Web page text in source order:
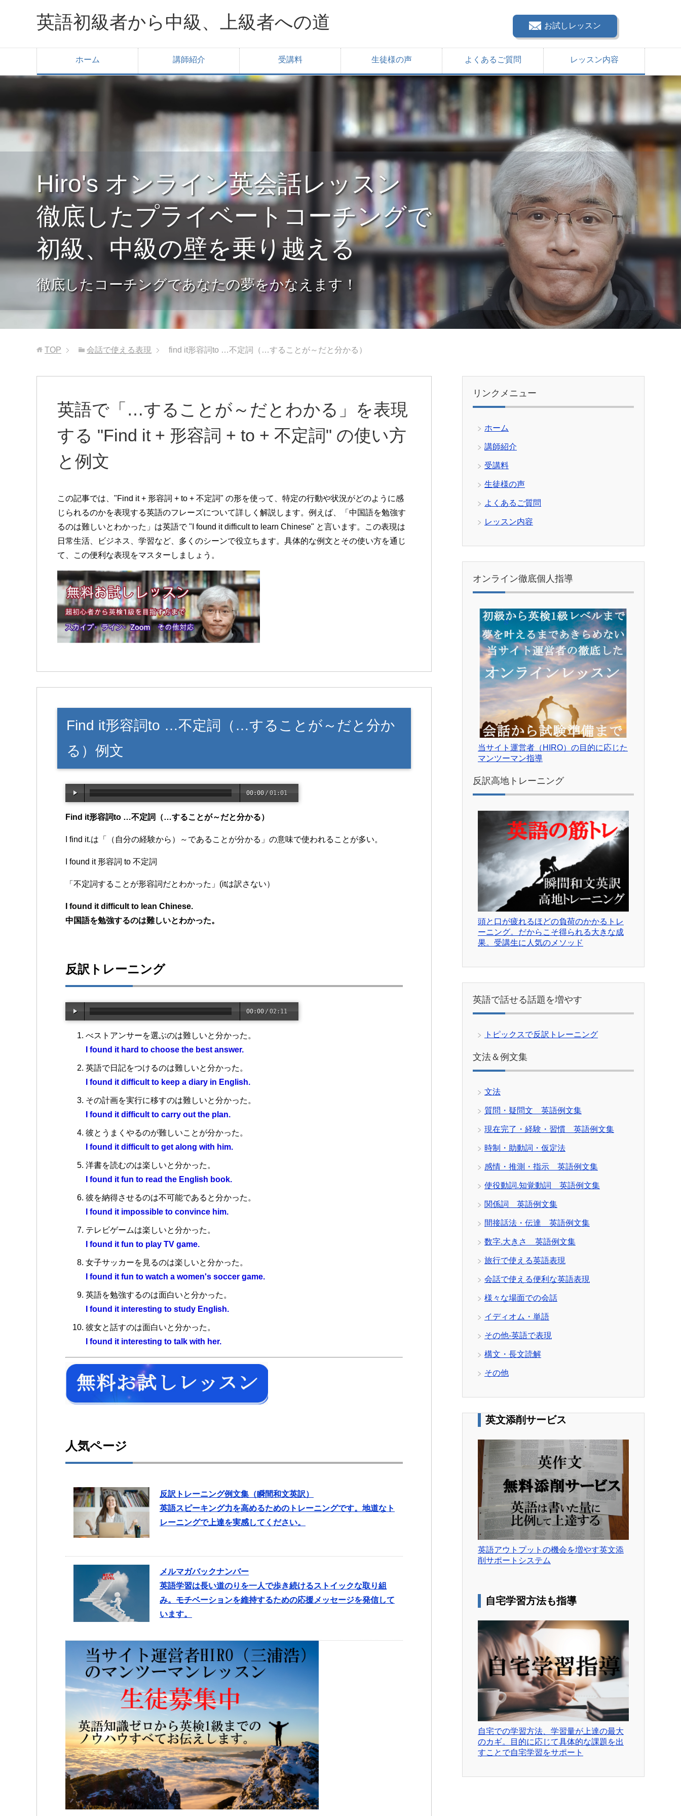
英語初級者から中級、上級者への道 お試しレッスン
ホーム 講師紹介 受講料 生徒様の声 よくあるご質問 レッスン内容
Hiro's オンライン英会話レッスン
徹底したプライベートコーチングで
初級、中級の壁を乗り越える
徹底したコーチングであなたの夢をかなえます！
TOP 会話で使える表現 find it形容詞to …不定詞（…することが～だと分かる）
英語で「…することが～だとわかる」を表現
する "Find it + 形容詞 + to + 不定詞" の使い方
と例文
この記事では、"Find it + 形容詞 + to + 不定詞" の形を使って、特定の行動や状況がどのように感
じられるのかを表現する英語のフレーズについて詳しく解説します。例えば、「中国語を勉強す
るのは難しいとわかった」は英語で "I found it difficult to learn Chinese" と言います。この表現は
日常生活、ビジネス、学習など、多くのシーンで役立ちます。具体的な例文とその使い方を通じ
て、この便利な表現をマスターしましょう。
Find it形容詞to …不定詞（…することが～だと分か
る）例文
00:00 /01:01
Find it形容詞to …不定詞（…することが～だと分かる）
I find it.は「（自分の経験から）～であることが分かる」の意味で使われることが多い。
I found it 形容詞 to 不定詞
「不定詞することが形容詞だとわかった」(itは訳さない）
I found it difficult to lean Chinese.
中国語を勉強するのは難しいとわかった。
反訳トレーニング
00:00 /02:11
べストアンサーを選ぶのは難しいと分かった。
I found it hard to choose the best answer.
英語で日記をつけるのは難しいと分かった。
I found it difficult to keep a diary in English.
その計画を実行に移すのは難しいと分かった。
I found it difficult to carry out the plan.
彼とうまくやるのが難しいことが分かった。
I found it difficult to get along with him.
洋書を読むのは楽しいと分かった。
I found it fun to read the English book.
彼を納得させるのは不可能であると分かった。
I found it impossible to convince him.
テレビゲームは楽しいと分かった。
I found it fun to play TV game.
女子サッカーを見るのは楽しいと分かった。
I found it fun to watch a women's soccer game.
英語を勉強するのは面白いと分かった。
I found it interesting to study English.
彼女と話すのは面白いと分かった。
I found it interesting to talk with her.
人気ページ
反訳トレーニング例文集（瞬間和文英訳）
英語スピーキング力を高めるためのトレーニングです。地道なト
レーニングで上達を実感してください。
メルマガバックナンバー
英語学習は長い道のりを一人で歩き続けるストイックな取り組
み。モチベーションを維持するための応援メッセージを発信して
います。
リンクメニュー
ホーム
講師紹介
受講料
生徒様の声
よくあるご質問
レッスン内容
オンライン徹底個人指導
当サイト運営者（HIRO）の目的に応じた
マンツーマン指導
反訳高地トレーニング
頭と口が疲れるほどの負荷のかかるトレ
ーニング。だからこそ得られる大きな成
果。受講生に人気のメソッド
英語で話せる話題を増やす
トピックスで反訳トレーニング
文法＆例文集
文法
質問・疑問文 英語例文集
現在完了・経験・習慣 英語例文集
時制・助動詞・仮定法
感情・推測・指示 英語例文集
使役動詞.知覚動詞 英語例文集
関係詞 英語例文集
間接話法・伝達 英語例文集
数字.大きさ 英語例文集
旅行で使える英語表現
会話で使える便利な英語表現
様々な場面での会話
イディオム・単語
その他-英語で表現
構文・長文読解
その他
英文添削サービス
英語アウトプットの機会を増やす英文添
削サポートシステム
自宅学習方法も指導
自宅での学習方法、学習量が上達の最大
のカギ。目的に応じて具体的な課題を出
すことで自宅学習をサポート